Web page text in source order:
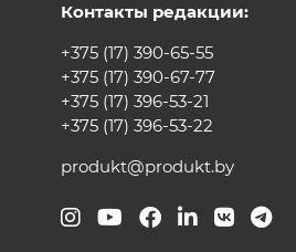
Контакты редакции:
+375 (17) 390-65-55
+375 (17) 390-67-77
+375 (17) 396-53-21
+375 (17) 396-53-22
produkt@produkt.by